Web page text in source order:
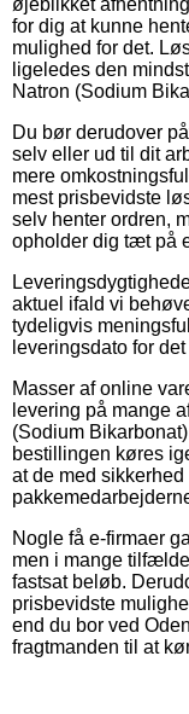
for dig at kunne
mulighed for det.
ligeledes den
Natron (Sodium
Du bør derudover
selv eller ud til dit
mere
mest prisbevidste
selv henter ordren,
opholder dig tæt på
aktuel ifald vi
tydeligvis
leveringsdato for
Masser af online
levering på mange
(Sodium
bestillingen køres
at de med
Nogle få e-firmaer
men i mange
fastsat beløb.
prisbevidste
end du bor ved
fragtmanden til at